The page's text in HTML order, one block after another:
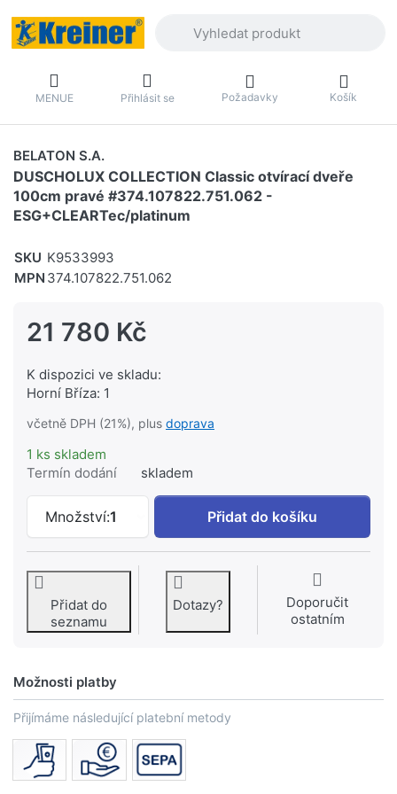
MENUE Přihlásit se Požadavky Košík
BELATON S.A.
DUSCHOLUX COLLECTION Classic otvírací dveře
100cm pravé #374.107822.751.062 -
ESG+CLEARTec/platinum
SKU K9533993
MPN 374.107822.751.062
21 780 Kč
K dispozici ve skladu:
Horní Bříza: 1
včetně DPH (21%), plus doprava
1 ks skladem
Termín dodání
skladem
Množství:1
DUSCHOLUX COLLECTION Classic
Přidat do košíku
Přidat do
seznamu
Dotazy?
Doporučit
ostatním
Možnosti platby
Přijímáme následující platební metody